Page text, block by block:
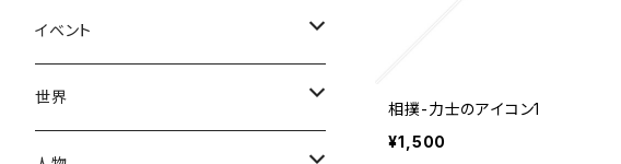
相撲-力士のアイコン1
¥1,500
春
夏
イベント
出産・育児
世界